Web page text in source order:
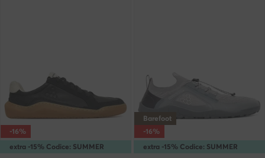
extra -15% Codice: SUMMER
-16%
extra -15% Codice: SUMMER
Barefoot
-16%